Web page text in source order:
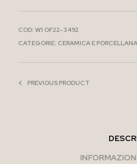
COD: W1 OF22-3492
CATEGORIE: CERAMICA E PORCELLANA
PREVIOUS PRODUCT